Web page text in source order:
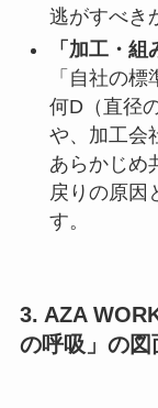
逃がすべき
「加工・
「自社の
何D（直径
や、加工会
あらかじめ
戻りの原因
す。
3. AZA
の呼吸」の図